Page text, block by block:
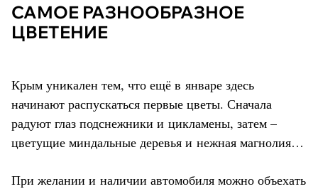
САМОЕ РАЗНООБРАЗНОЕ
ЦВЕТЕНИЕ
Крым уникален тем, что ещё в январе здесь
начинают распускаться первые цветы. Сначала
радуют глаз подснежники и цикламены, затем –
цветущие миндальные деревья и нежная магнолия…
При желании и наличии автомобиля можно объехать